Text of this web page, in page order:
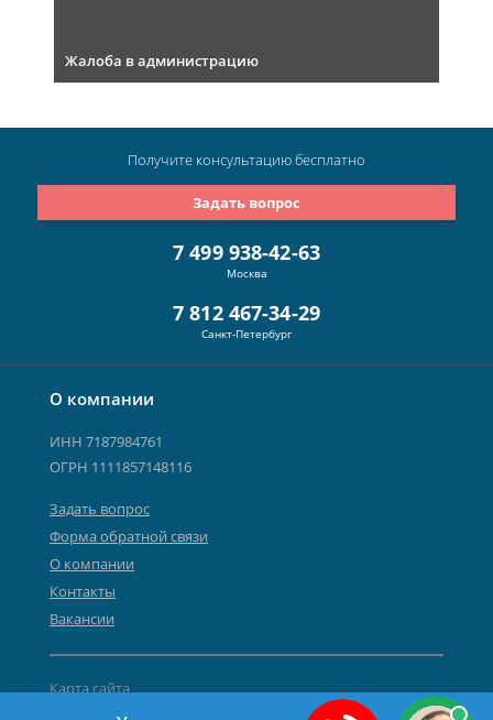
Жалоба в администрацию
О компании
ИНН 7187984761
ОГРН 1111857148116
Задать вопрос
Форма обратной связи
О компании
Контакты
Вакансии
Карта сайта
Политика персональных данных
7 499 938-42-63
Москва
7 812 467-34-29
Санкт-Петербург
Задать вопрос
Получите консультациюбесплатно